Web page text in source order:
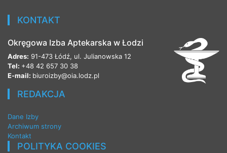
KONTAKT
Okręgowa Izba Aptekarska w Łodzi
Adres: 91-473 Łódź, ul. Julianowska 12
Tel: +48 42 657 30 38
E-mail: biuroizby@oia.lodz.pl
REDAKCJA
Dane Izby
Archiwum strony
Kontakt
POLITYKA COOKIES